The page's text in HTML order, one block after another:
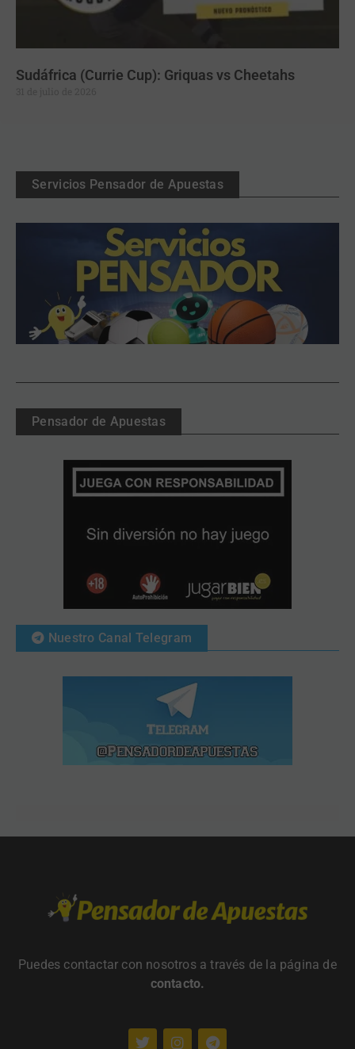
Sudáfrica (Currie Cup): Griquas vs Cheetahs
Servicios Pensador de Apuestas
Pensador de Apuestas
Nuestro Canal Telegram
Puedes contactar con nosotros a través de la página de
contacto.